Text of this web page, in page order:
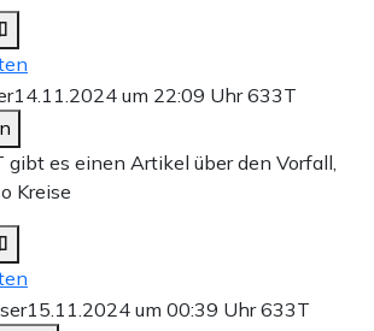
14.11.2024 um 22:09 Uhr633T
gibt es einen Artikel über den Vorfall,
Kreise
15.11.2024 um 00:39 Uhr633T